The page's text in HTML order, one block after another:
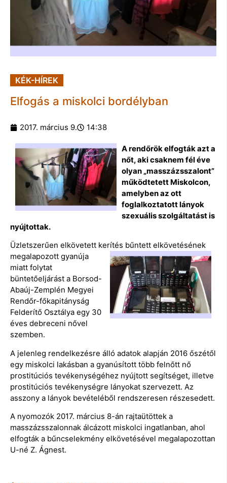
KÉK-HÍREK
Elfogás a miskolci bordélyban
2017. március 9. 14:38
A rendőrök elfogták azt a
nőt, aki csaknem fél éve
olyan „masszázsszalont”
működtetett Miskolcon,
amelyben az ott
foglalkoztatott lányok
szexuális szolgáltatást is
nyújtottak.
Üzletszerűen elkövetett kerítés bűntett elkövetésének
megalapozott gyanúja
miatt folytat
büntetőeljárást a Borsod-
Abaúj-Zemplén Megyei
Rendőr-főkapitányság
Felderítő Osztálya egy 30
éves debreceni nővel
szemben.
A jelenleg rendelkezésre álló adatok alapján 2016 őszétől
egy miskolci lakásban a gyanúsított több felnőtt nő
prostitúciós tevékenységéhez nyújtott segítséget, illetve
prostitúciós tevékenységre lányokat szervezett. Az
asszony a lányok bevételéből rendszeresen részesedett.
A nyomozók 2017. március 8-án rajtaütöttek a
masszázsszalonnak álcázott miskolci ingatlanban, ahol
elfogták a bűncselekmény elkövetésével megalapozottan
U-né Z. Ágnest.